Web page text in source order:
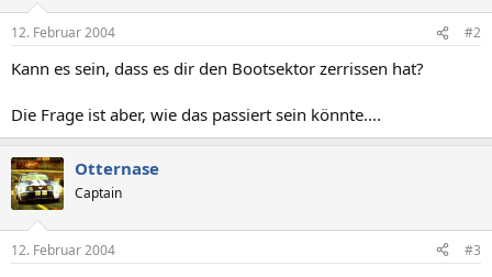
12. Februar 2004 #2
Kann es sein, dass es dir den Bootsektor zerrissen hat?
Die Frage ist aber, wie das passiert sein könnte....
Otternase
Captain
12. Februar 2004 #3